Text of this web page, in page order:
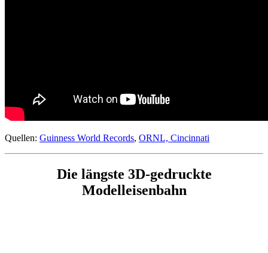
Quellen: Guinness World Records, ORNL, Cincinnati
Die längste 3D-gedruckte
Modelleisenbahn